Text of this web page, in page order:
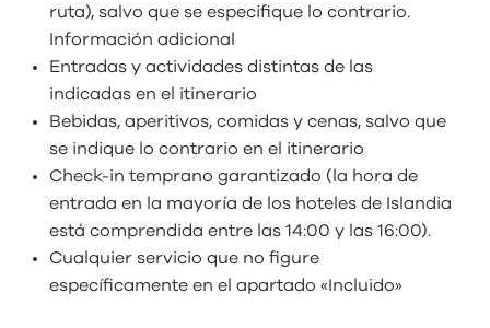
ruta), salvo que se especifique lo contrario.
Información adicional
Entradas y actividades distintas de las
indicadas en el itinerario
Bebidas, aperitivos, comidas y cenas, salvo que
se indique lo contrario en el itinerario
Check-in temprano garantizado (la hora de
entrada en la mayoría de los hoteles de Islandia
está comprendida entre las 14:00 y las 16:00).
Cualquier servicio que no figure
específicamente en el apartado «Incluido»